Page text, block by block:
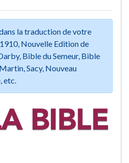
la traduction de votre
Nouvelle Edition de
Bible du Semeur, Bible
Sacy, Nouveau
etc.